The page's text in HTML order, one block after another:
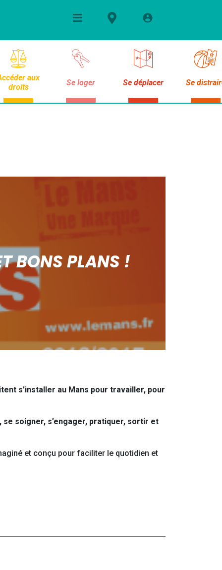
aux
droits
Se loger Se déplacer Se
BONS PLANS !
s’installer au Mans pour travailler, pour
soigner, s’engager, pratiquer, sortir et
et conçu pour faciliter le quotidien et